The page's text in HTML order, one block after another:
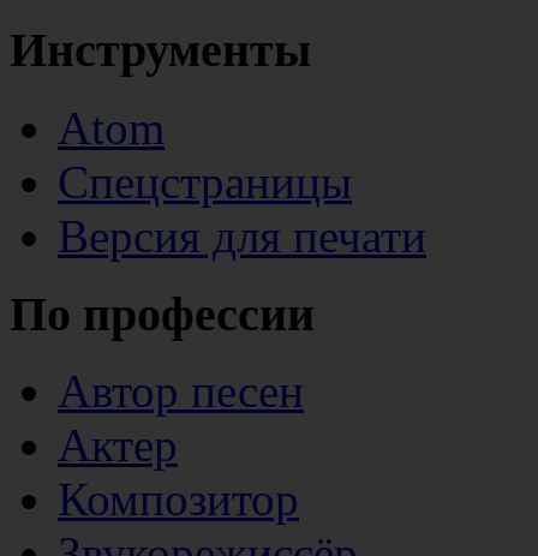
Инструменты
Atom
Спецстраницы
Версия для печати
По профессии
Автор песен
Актер
Композитор